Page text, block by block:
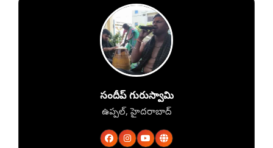
సందీప్ గురుస్వామి
ఉప్పల్, హైదరాబాద్